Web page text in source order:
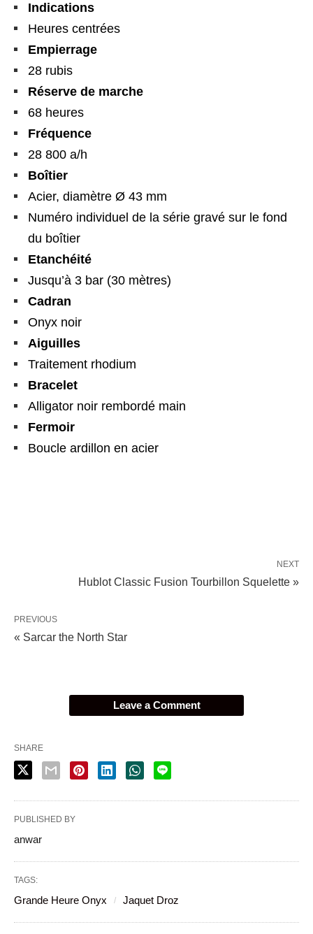
Indications
Heures centrées
Empierrage
28 rubis
Réserve de marche
68 heures
Fréquence
28 800 a/h
Boîtier
Acier, diamètre Ø 43 mm
Numéro individuel de la série gravé sur le fond
du boîtier
Etanchéité
Jusqu’à 3 bar (30 mètres)
Cadran
Onyx noir
Aiguilles
Traitement rhodium
Bracelet
Alligator noir rembordé main
Fermoir
Boucle ardillon en acier
NEXT
Hublot Classic Fusion Tourbillon Squelette »
PREVIOUS
« Sarcar the North Star
Leave a Comment
SHARE
PUBLISHED BY
anwar
TAGS:
Grande Heure Onyx Jaquet Droz